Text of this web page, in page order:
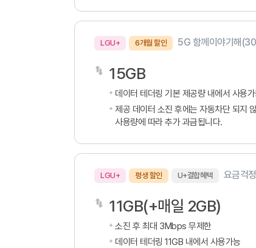
LGU+ 6개월 할인 5G 함께이야기해
15GB
데이터 테더링 기본 제공량 내에서 사용
제공 데이터 소진 후에는 자동차단 되지
사용량에 따라 추가 과금됩니다.
LGU+ 평생 할인 U+결합혜택 요금걱
11GB(+매일 2GB)
소진 후 최대 3Mbps 무제한
데이터 테더링 11GB 내에서 사용가능